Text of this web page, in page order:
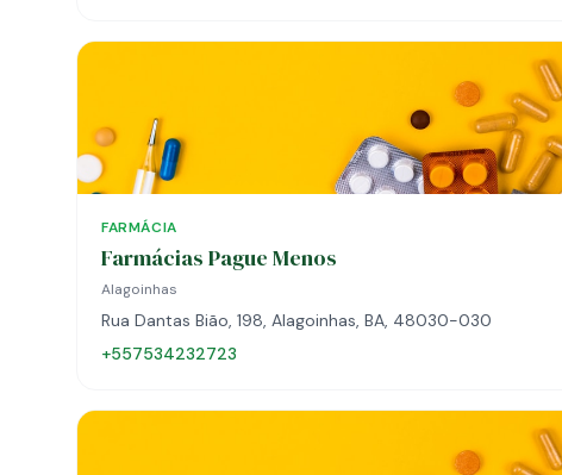
FARMÁCIA
Farmácias Pague Menos
Alagoinhas
Rua Dantas Bião, 198, Alagoinhas, BA, 48030-030
+557534232723